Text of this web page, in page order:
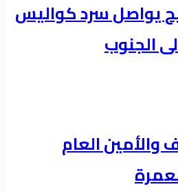
يواصل سرد كواليس
الجنوب
والأمين العام